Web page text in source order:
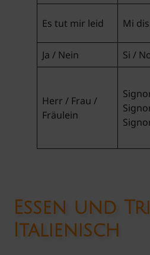
Es tut mir leid Mi
Ja / Nein
Si /
Herr / Frau /
Fräulein
Essen und
Italienisch